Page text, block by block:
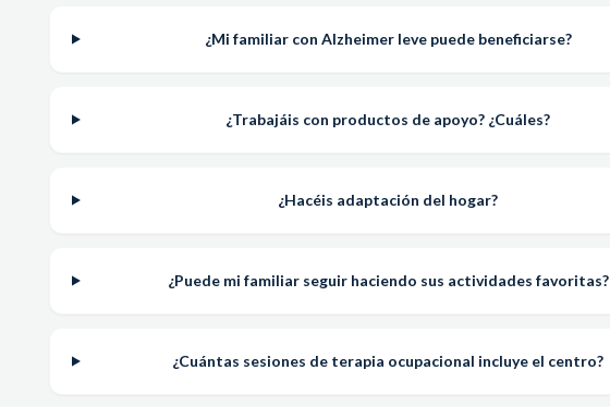
¿Mi familiar con Alzheimer leve puede beneficiarse?
¿Trabajáis con productos de apoyo? ¿Cuáles?
¿Hacéis adaptación del hogar?
¿Puede mi familiar seguir haciendo sus actividades favoritas?
¿Cuántas sesiones de terapia ocupacional incluye el centro?